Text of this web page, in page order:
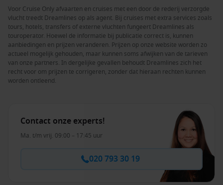
Voor Cruise Only afvaarten en cruises met een door de rederij verzorgde
vlucht treedt Dreamlines op als agent. Bij cruises met extra services zoals
tours, hotels, transfers of externe vluchten fungeert Dreamlines als
touroperator. Hoewel de informatie bij publicatie correct is, kunnen
aanbiedingen en prijzen veranderen. Prijzen op onze website worden zo
actueel mogelijk gehouden, maar kunnen soms afwijken van de tarieven
van onze partners. In dergelijke gevallen behoudt Dreamlines zich het
recht voor om prijzen te corrigeren, zonder dat hieraan rechten kunnen
worden ontleend.
Contact onze experts!
Ma. t/m vrij. 09:00 – 17:45 uur
020 793 30 19